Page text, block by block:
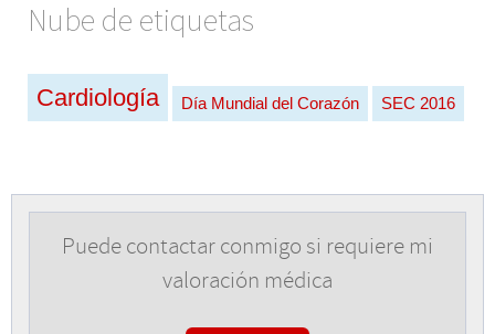
Nube de etiquetas
Cardiología Día Mundial del Corazón SEC 2016
Puede contactar conmigo si requiere mi
valoración médica